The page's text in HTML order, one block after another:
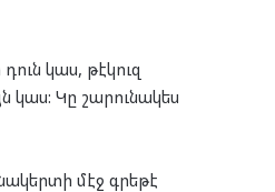
կաս, թէկուզ
կաս: Կը շարունակես
մէջ գրեթէ